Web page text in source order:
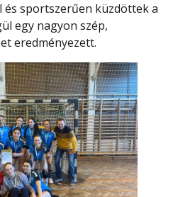
és sportszerűen küzdöttek a
egy nagyon szép,
eredményezett.